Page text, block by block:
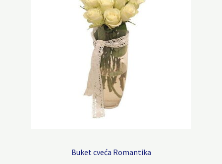
Buket cveća Romantika